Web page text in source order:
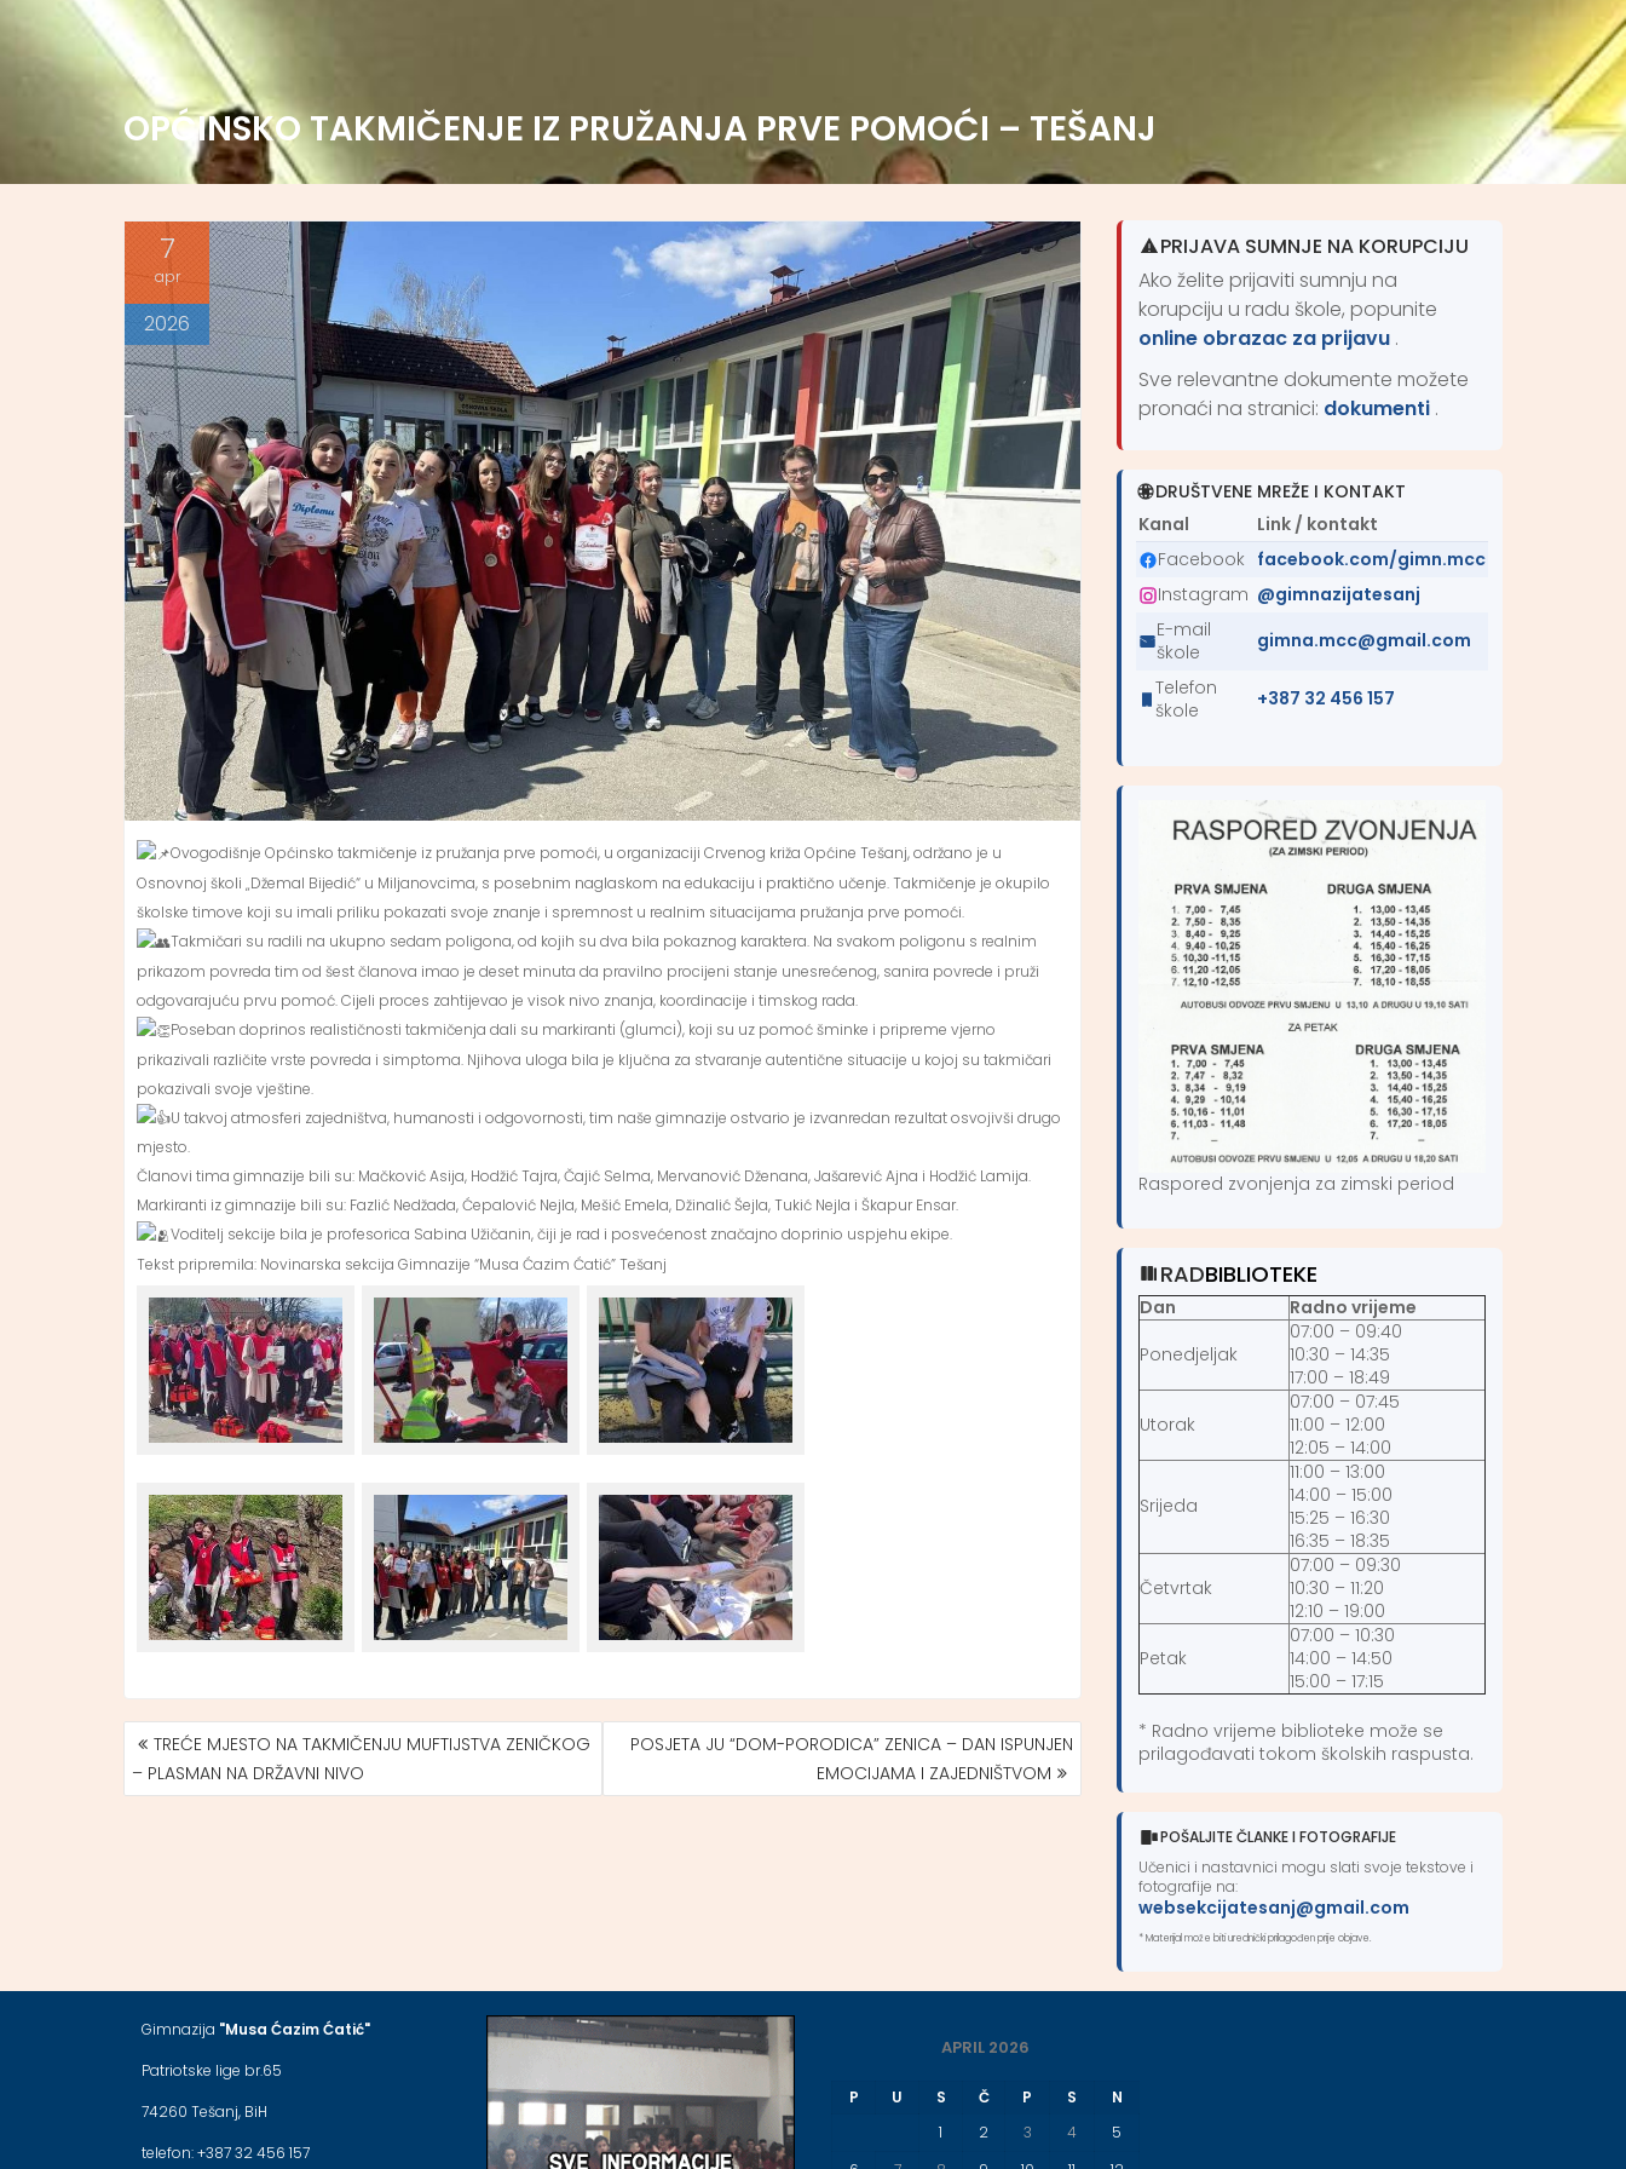
OPĆINSKO TAKMIČENJE IZ PRUŽANJA PRVE POMOĆI – TEŠANJ
7
apr
2026
Ovogodišnje Općinsko takmičenje iz pružanja prve pomoći, u organizaciji Crvenog križa Općine Tešanj, održano je u
Osnovnoj školi „Džemal Bijedić“ u Miljanovcima, s posebnim naglaskom na edukaciju i praktično učenje. Takmičenje je okupilo
školske timove koji su imali priliku pokazati svoje znanje i spremnost u realnim situacijama pružanja prve pomoći.
Takmičari su radili na ukupno sedam poligona, od kojih su dva bila pokaznog karaktera. Na svakom poligonu s realnim
prikazom povreda tim od šest članova imao je deset minuta da pravilno procijeni stanje unesrećenog, sanira povrede i pruži
odgovarajuću prvu pomoć. Cijeli proces zahtijevao je visok nivo znanja, koordinacije i timskog rada.
Poseban doprinos realističnosti takmičenja dali su markiranti (glumci), koji su uz pomoć šminke i pripreme vjerno
prikazivali različite vrste povreda i simptoma. Njihova uloga bila je ključna za stvaranje autentične situacije u kojoj su takmičari
pokazivali svoje vještine.
U takvoj atmosferi zajedništva, humanosti i odgovornosti, tim naše gimnazije ostvario je izvanredan rezultat osvojivši drugo
mjesto.
Članovi tima gimnazije bili su: Mačković Asija, Hodžić Tajra, Čajić Selma, Mervanović Dženana, Jašarević Ajna i Hodžić Lamija.
Markiranti iz gimnazije bili su: Fazlić Nedžada, Ćepalović Nejla, Mešić Emela, Džinalić Šejla, Tukić Nejla i Škapur Ensar.
Voditelj sekcije bila je profesorica Sabina Užičanin, čiji je rad i posvećenost značajno doprinio uspjehu ekipe.
Tekst pripremila: Novinarska sekcija Gimnazije “Musa Ćazim Ćatić” Tešanj
NAVIGACIJA
ČLANAKA
TREĆE MJESTO NA TAKMIČENJU MUFTIJSTVA ZENIČKOG
– PLASMAN NA DRŽAVNI NIVO
POSJETA JU “DOM-PORODICA” ZENICA – DAN ISPUNJEN
EMOCIJAMA I ZAJEDNIŠTVOM
PRIJAVA SUMNJE NA KORUPCIJU
Ako želite prijaviti sumnju na
korupciju u radu škole, popunite
online obrazac za prijavu .
Sve relevantne dokumente možete
pronaći na stranici: dokumenti .
DRUŠTVENE MREŽE I KONTAKT
Kanal
Link / kontakt
Facebook facebook.com/gimn.mcc
Instagram @gimnazijatesanj
E-mail
škole
gimna.mcc@gmail.com
Telefon
škole
+387 32 456 157
Raspored zvonjenja za zimski period
RADBIBLIOTEKE
Dan
Radno vrijeme
Ponedjeljak
07:00 – 09:40
10:30 – 14:35
17:00 – 18:49
Utorak
07:00 – 07:45
11:00 – 12:00
12:05 – 14:00
Srijeda
11:00 – 13:00
14:00 – 15:00
15:25 – 16:30
16:35 – 18:35
Četvrtak
07:00 – 09:30
10:30 – 11:20
12:10 – 19:00
Petak
07:00 – 10:30
14:00 – 14:50
15:00 – 17:15
* Radno vrijeme biblioteke može se
prilagođavati tokom školskih raspusta.
POŠALJITE ČLANKE I FOTOGRAFIJE
Učenici i nastavnici mogu slati svoje tekstove i
fotografije na:
websekcijatesanj@gmail.com
* Materijal može biti urednički prilagođen prije objave.
Gimnazija "Musa Ćazim Ćatić"
Patriotske lige br.65
74260 Tešanj, BiH
telefon: +387 32 456 157
APRIL 2026
P U S Č P S
N
1
2 3 4
5